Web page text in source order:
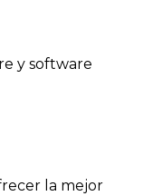
y software
la mejor